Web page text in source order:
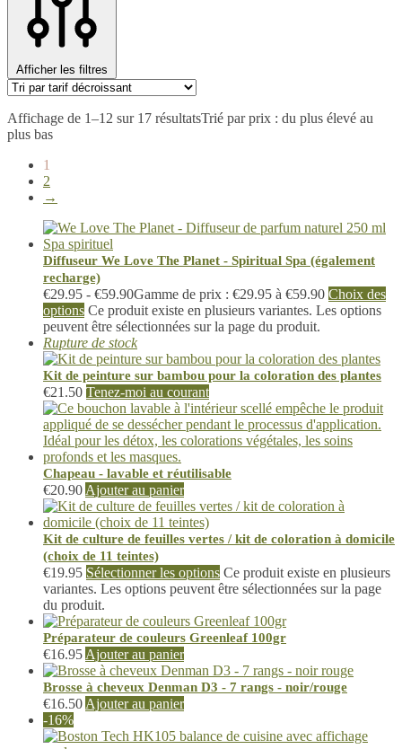
0.00 0
Afficher les filtres
Affichage de 1–12 sur 17 résultatsTrié par prix : du plus élevé au
plus bas
1
2
→
Diffuseur We Love The Planet - Spiritual Spa (également
recharge)
€29.95 - €59.90Gamme de prix : €29.95 à €59.90 Choix des
options Ce produit existe en plusieurs variantes. Les options
peuvent être sélectionnées sur la page du produit.
Rupture de stock
Kit de peinture sur bambou pour la coloration des plantes
€21.50 Tenez-moi au courant
Chapeau - lavable et réutilisable
€20.90 Ajouter au panier
Kit de culture de feuilles vertes / kit de coloration à domicile
(choix de 11 teintes)
€19.95 Sélectionner les options Ce produit existe en plusieurs
variantes. Les options peuvent être sélectionnées sur la page
du produit.
Préparateur de couleurs Greenleaf 100gr
€16.95 Ajouter au panier
Brosse à cheveux Denman D3 - 7 rangs - noir/rouge
€16.50 Ajouter au panier
-16%